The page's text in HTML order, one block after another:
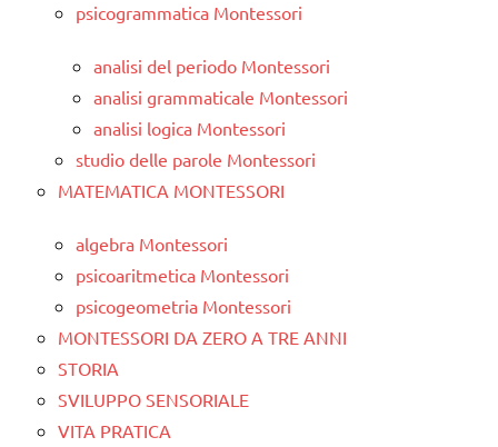
psicogrammatica Montessori
analisi del periodo Montessori
analisi grammaticale Montessori
analisi logica Montessori
studio delle parole Montessori
MATEMATICA MONTESSORI
algebra Montessori
psicoaritmetica Montessori
psicogeometria Montessori
MONTESSORI DA ZERO A TRE ANNI
STORIA
SVILUPPO SENSORIALE
VITA PRATICA